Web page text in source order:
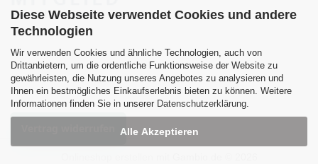
Diese Webseite verwendet Cookies und andere
Technologien
Wir verwenden Cookies und ähnliche Technologien, auch von
Drittanbietern, um die ordentliche Funktionsweise der Website zu
gewährleisten, die Nutzung unseres Angebotes zu analysieren und
Ihnen ein bestmögliches Einkaufserlebnis bieten zu können. Weitere
Informationen finden Sie in unserer Datenschutzerklärung.
Alle Akzeptieren